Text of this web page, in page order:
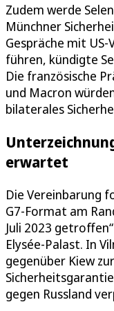
Zudem werde
Münchner
Gespräche mit
führen, kündigte
Die französische
und Macron
bilaterales
erwartet
Die Vereinbarung
G7-Format am
Juli 2023
Elysée-Palast. In
gegenüber Kiew
gegen Russland